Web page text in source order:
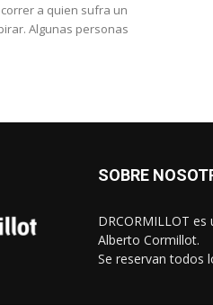
a quien sufra un
Algunas personas
SOBRE
DRCORMILLOT
Alberto Cormillot.
Se reservan todos